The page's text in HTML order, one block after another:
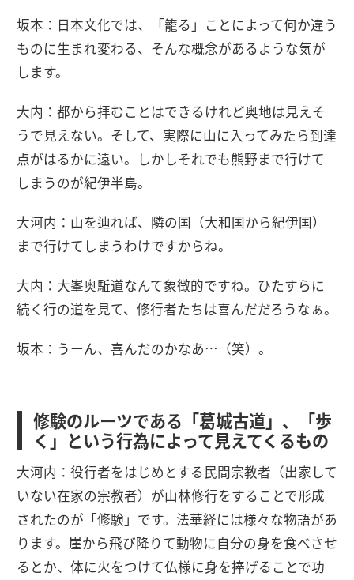
坂本：日本文化では、「籠る」ことによって何か違う
ものに生まれ変わる、そんな概念があるような気が
します。
大内：都から拝むことはできるけれど奥地は見えそ
うで見えない。そして、実際に山に入ってみたら到達
点がはるかに遠い。しかしそれでも熊野まで行けて
しまうのが紀伊半島。
大河内：山を辿れば、隣の国（大和国から紀伊国）
まで行けてしまうわけですからね。
大内：大峯奥駈道なんて象徴的ですね。ひたすらに
続く行の道を見て、修行者たちは喜んだだろうなぁ。
坂本：うーん、喜んだのかなあ…（笑）。
修験のルーツである「葛城古道」、「歩
く」という行為によって見えてくるもの
大河内：役行者をはじめとする民間宗教者（出家して
いない在家の宗教者）が山林修行をすることで形成
されたのが「修験」です。法華経には様々な物語があ
ります。崖から飛び降りて動物に自分の身を食べさせ
るとか、体に火をつけて仏様に身を捧げることで功